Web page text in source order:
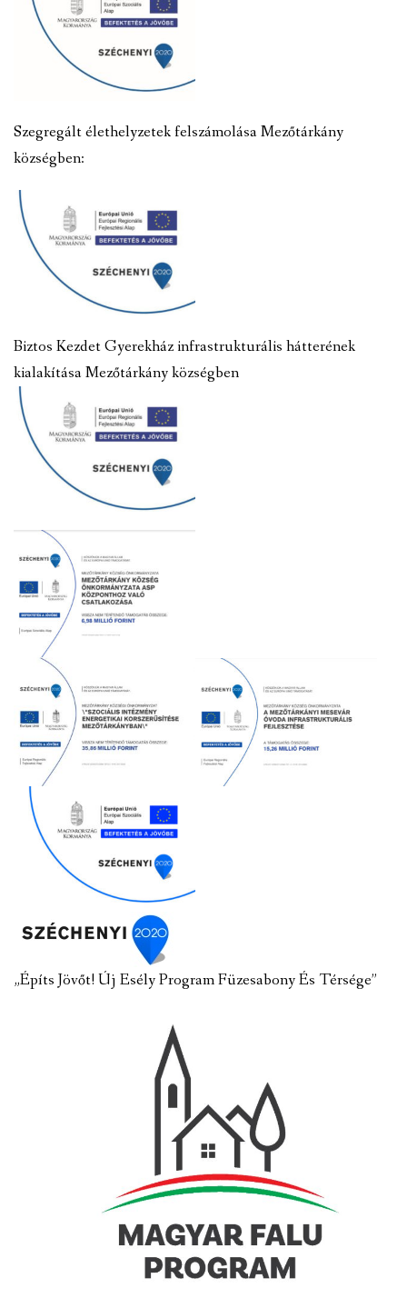
Szegregált élethelyzetek felszámolása Mezőtárkány
községben:
Biztos Kezdet Gyerekház infrastrukturális hátterének
kialakítása Mezőtárkány községben
„Építs Jövőt! Új Esély Program Füzesabony És Térsége”